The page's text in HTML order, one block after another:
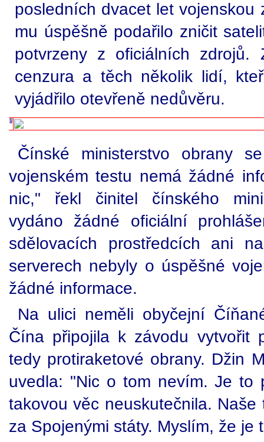
posledních dvacet let vojenskou
mu úspěšně podařilo zničit
potvrzeny z oficiálních
cenzura a těch několik lidí,
vyjádřilo otevřeně nedůvěru.
Čínské ministerstvo obrany
vojenském testu nemá žádné
nic," řekl činitel čínského
vydáno žádné oficiální
sdělovacích prostředcích ani
serverech nebyly o úspěšné
žádné informace.
Na ulici neměli obyčejní
Čína připojila k závodu vytvořit
tedy protiraketové obrany. Džin
uvedla: "Nic o tom nevím. Je to
takovou věc neuskutečnila.
za Spojenými státy. Myslím, že je